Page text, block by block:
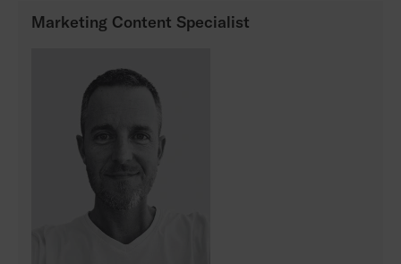
Marketing Content Specialist